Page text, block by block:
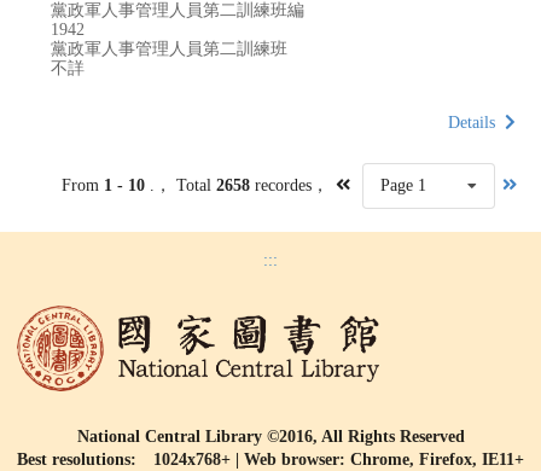
黨政軍人事管理人員第二訓練班編
1942
黨政軍人事管理人員第二訓練班
不詳
Details
From 1 - 10 .， Total 2658recordes， Page 1
:::
National Central Library ©2016, All Rights Reserved
Best resolutions: 1024x768+ | Web browser: Chrome, Firefox, IE11+